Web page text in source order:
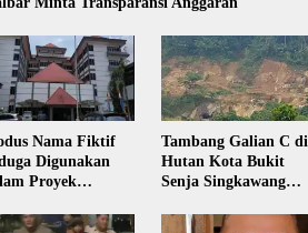
Nama Fiktif
Digunakan
Proyek
Tambang Galian C di
Hutan Kota Bukit
Senja Singkawang